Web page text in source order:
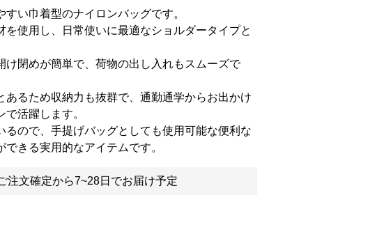
すい巾着型のナイロンバッグです。
を使用し、日常使いに最適なショルダータイプと
け閉めが簡単で、荷物の出し入れもスムーズで
あるため収納力も抜群で、通勤通学からお出かけ
で活躍します。
るので、手提げバッグとしても使用可能な便利な
できる実用的なアイテムです。
注文確定から7~28日でお届け予定